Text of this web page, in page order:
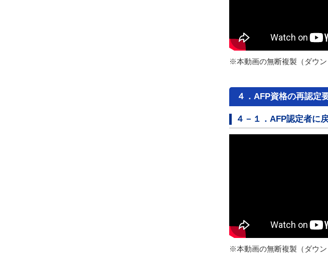
※本動画の無断複製（ダウン
４．AFP資格の再認定
４－１．AFP認定者に
※本動画の無断複製（ダウン